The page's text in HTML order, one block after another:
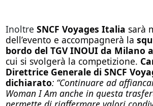
Inoltre SNCF Voyages Italia sarà
dell’evento e accompagnerà la
bordo del TGV INOUI da Milano
cui si svolgerà la competizione.
Direttrice Generale di SNCF
dichiarato: “Continuare ad
Woman I Am anche in questa